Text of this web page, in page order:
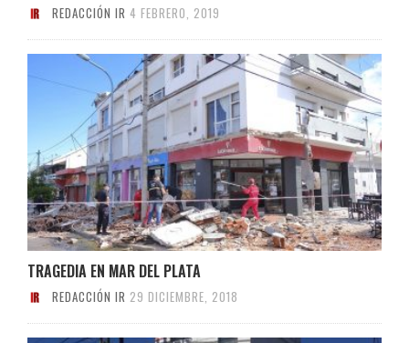
REDACCIÓN IR 4 FEBRERO, 2019
TRAGEDIA EN MAR DEL PLATA
REDACCIÓN IR 29 DICIEMBRE, 2018